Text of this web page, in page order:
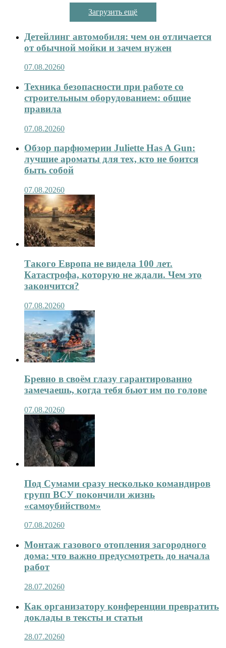
Загрузить ещё
Детейлинг автомобиля: чем он отличается
от обычной мойки и зачем нужен
07.08.20260
Техника безопасности при работе со
строительным оборудованием: общие
правила
07.08.20260
Обзор парфюмерии Juliette Has A Gun:
лучшие ароматы для тех, кто не боится
быть собой
07.08.20260
Такого Европа не видела 100 лет.
Катастрофа, которую не ждали. Чем это
закончится?
07.08.20260
Бревно в своём глазу гарантированно
замечаешь, когда тебя бьют им по голове
07.08.20260
Под Сумами сразу несколько командиров
групп ВСУ покончили жизнь
«самоубийством»
07.08.20260
Монтаж газового отопления загородного
дома: что важно предусмотреть до начала
работ
28.07.20260
Как организатору конференции превратить
доклады в тексты и статьи
28.07.20260